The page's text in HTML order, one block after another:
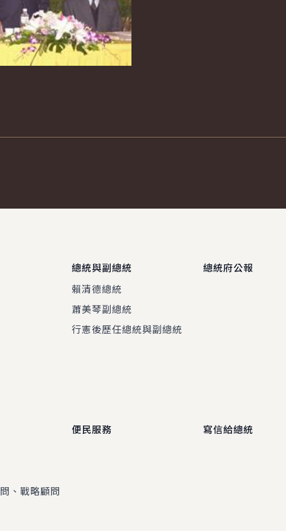
總統與副總統
賴清德總統
蕭美琴副總統
行憲後歷任總統與副總統
總統府公報
、戰略顧問
便民服務 寫信給總統